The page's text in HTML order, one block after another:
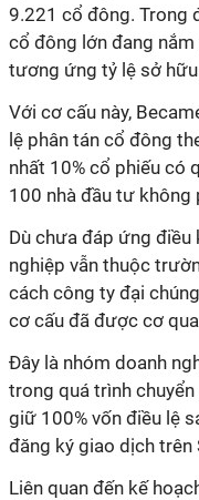
9.221 cổ đông. Trong
cổ đông lớn đang
tương ứng tỷ lệ sở hữu
Với cơ cấu này,
lệ phân tán cổ đông
nhất 10% cổ phiếu có
100 nhà đầu tư không
Dù chưa đáp ứng điều
nghiệp vẫn thuộc
cách công ty đại
cơ cấu đã được cơ
Đây là nhóm doanh
trong quá trình
giữ 100% vốn điều lệ
đăng ký giao dịch trên
Liên quan đến kế